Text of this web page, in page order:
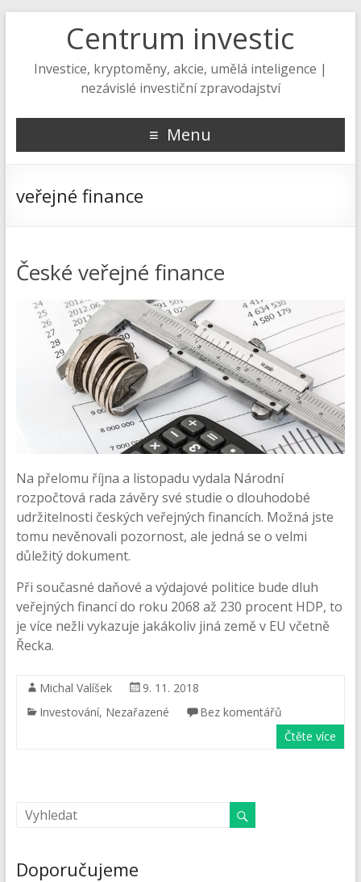
Centrum investic
Investice, kryptoměny, akcie, umělá inteligence |
nezávislé investiční zpravodajství
Menu
veřejné finance
České veřejné finance
Na přelomu října a listopadu vydala Národní
rozpočtová rada závěry své studie o dlouhodobé
udržitelnosti českých veřejných financích. Možná jste
tomu nevěnovali pozornost, ale jedná se o velmi
důležitý dokument.
Při současné daňové a výdajové politice bude dluh
veřejných financí do roku 2068 až 230 procent HDP, to
je více nežli vykazuje jakákoliv jiná země v EU včetně
Řecka.
Michal Valíšek
9. 11. 2018
Investování, Nezařazené
Bez komentářů
Čtěte více
Doporučujeme